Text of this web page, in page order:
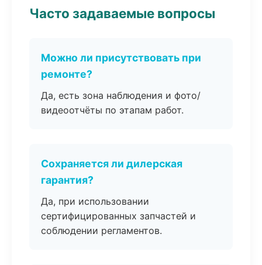
Часто задаваемые вопросы
Можно ли присутствовать при
ремонте?
Да, есть зона наблюдения и фото/
видеоотчёты по этапам работ.
Сохраняется ли дилерская
гарантия?
Да, при использовании
сертифицированных запчастей и
соблюдении регламентов.